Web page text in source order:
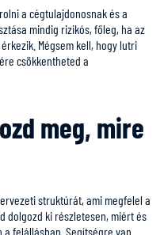
a cégtulajdonosnak és a
mindig rizikós, főleg, ha az
Mégsem kell, hogy lutri
csökkentheted a
meg, mire
struktúrát, ami megfelel a
dolgozd ki részletesen, miért és
felállásban. Segítségre van